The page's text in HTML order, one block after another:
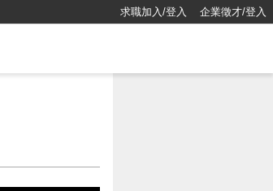
求職加入/登入 企業徵才/登入